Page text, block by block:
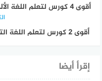
أقوى 4 كورس لتعلم اللغة الألمانية للمستوى المتوسط والمبتدئ
أقوى 2 كورس لتعلم اللغة التركية للمستوى المتوسط والمبتدئ
إقرأ أيضا